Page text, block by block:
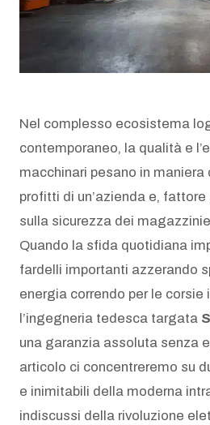
News
Lavora con noi
Nel complesso ecosistema
contemporaneo, la qualità e
macchinari pesano in
profitti di un’azienda e,
sulla sicurezza dei
Quando la sfida quotidiana
fardelli importanti azzerando
energia correndo per le corsie
l’ingegneria tedesca targata
una garanzia assoluta senza
articolo ci concentreremo su
e inimitabili della moderna
indiscussi della rivoluzione